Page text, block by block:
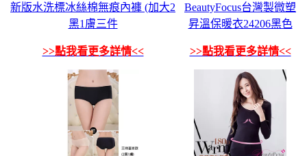
新版水洗標冰絲棉無痕內褲 (加大2
黑1膚三件
>>點我看更多詳情<<
BeautyFocus台灣製微塑
昇溫保暖衣24206黑色
>>點我看更多詳情<<